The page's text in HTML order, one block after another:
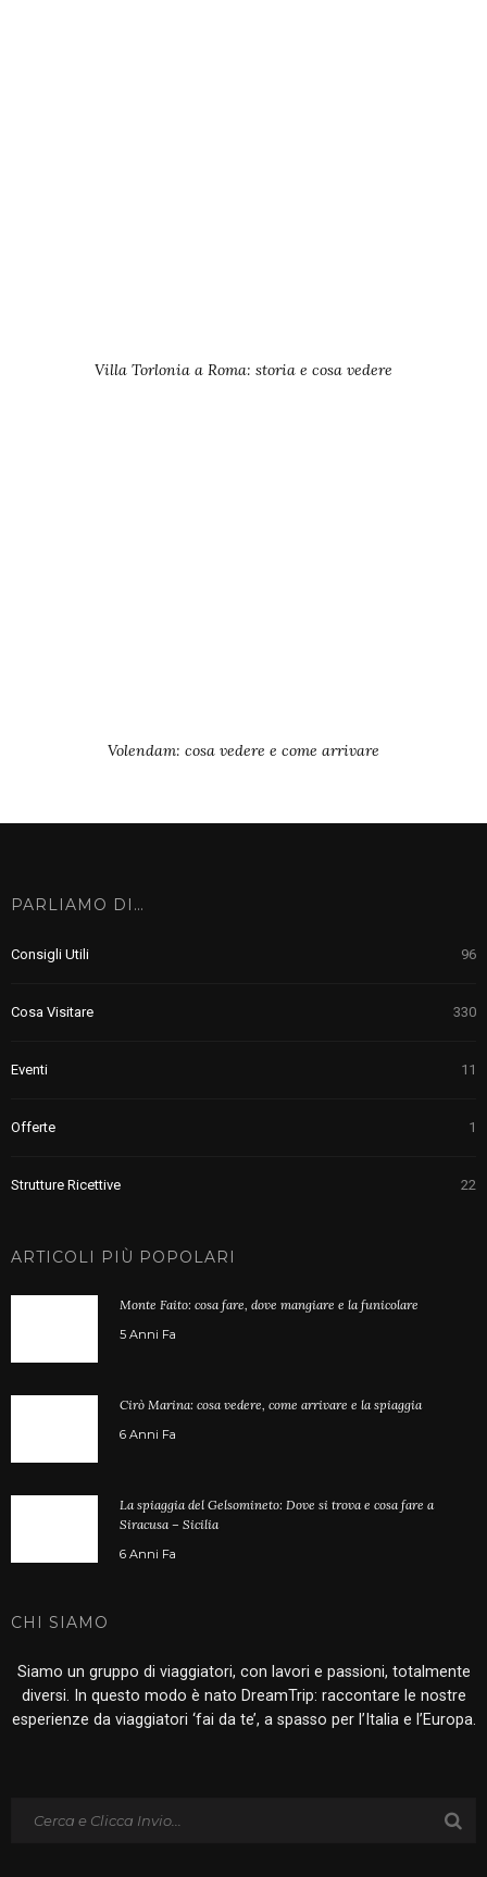
Villa Torlonia a Roma: storia e cosa vedere
Volendam: cosa vedere e come arrivare
PARLIAMO DI…
Consigli Utili 96
Cosa Visitare 330
Eventi 11
Offerte 1
Strutture Ricettive 22
ARTICOLI PIÙ POPOLARI
Monte Faito: cosa fare, dove mangiare e la funicolare
5 Anni Fa
Cirò Marina: cosa vedere, come arrivare e la spiaggia
6 Anni Fa
La spiaggia del Gelsomineto: Dove si trova e cosa fare a
Siracusa – Sicilia
6 Anni Fa
CHI SIAMO
Siamo un gruppo di viaggiatori, con lavori e passioni, totalmente
diversi. In questo modo è nato DreamTrip: raccontare le nostre
esperienze da viaggiatori ‘fai da te’, a spasso per l’Italia e l’Europa.